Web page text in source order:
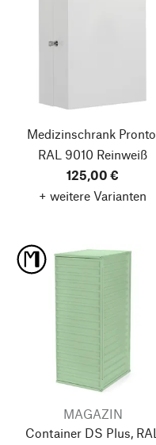
Medizinschrank
RAL 9010 Reinweiß
125,00 €
+ weitere Varianten
MAGAZIN
Container DS Plus, RAL